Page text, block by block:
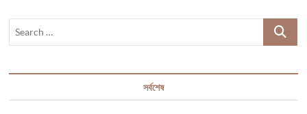
Search
সর্বশেষ